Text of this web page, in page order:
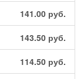
141.00 руб.
143.50 руб.
114.50 руб.